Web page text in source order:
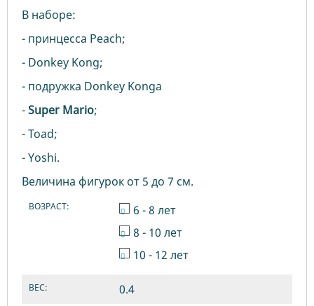
В наборе:
- принцесса Peach;
- Donkey Kong;
- подружка Donkey Konga
-Super Mario;
- Toad;
- Yoshi.
Величина фигурок от 5 до 7 см.
ВОЗРАСТ:
6 - 8 лет
8 - 10 лет
10 - 12 лет
ВЕС: 0.4